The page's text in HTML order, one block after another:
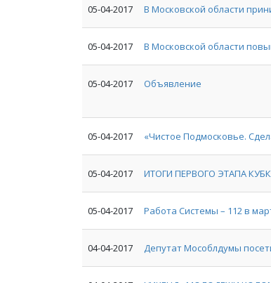
05-04-2017 В Московской области
05-04-2017 В Московской области
05-04-2017 Объявление
05-04-2017 «Чистое Подмосковье.
05-04-2017 ИТОГИ ПЕРВОГО ЭТАПА
05-04-2017 Работа Системы – 112 в
04-04-2017 Депутат Мособлдумы